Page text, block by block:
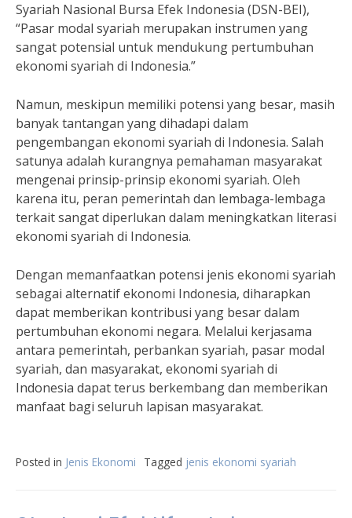
Syariah Nasional Bursa Efek Indonesia (DSN-BEI),
“Pasar modal syariah merupakan instrumen yang
sangat potensial untuk mendukung pertumbuhan
ekonomi syariah di Indonesia.”
Namun, meskipun memiliki potensi yang besar, masih
banyak tantangan yang dihadapi dalam
pengembangan ekonomi syariah di Indonesia. Salah
satunya adalah kurangnya pemahaman masyarakat
mengenai prinsip-prinsip ekonomi syariah. Oleh
karena itu, peran pemerintah dan lembaga-lembaga
terkait sangat diperlukan dalam meningkatkan literasi
ekonomi syariah di Indonesia.
Dengan memanfaatkan potensi jenis ekonomi syariah
sebagai alternatif ekonomi Indonesia, diharapkan
dapat memberikan kontribusi yang besar dalam
pertumbuhan ekonomi negara. Melalui kerjasama
antara pemerintah, perbankan syariah, pasar modal
syariah, dan masyarakat, ekonomi syariah di
Indonesia dapat terus berkembang dan memberikan
manfaat bagi seluruh lapisan masyarakat.
Posted in Jenis Ekonomi Tagged jenis ekonomi syariah